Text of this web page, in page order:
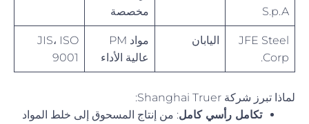
S.p.A
مخصصة
JFE Steel
Corp.
اليابان
مواد PM
عالية الأداء
JIS، ISO
9001
لماذا تبرز شركة Shanghai Truer:
تكامل رأسي كامل: من إنتاج المسحوق إلى خلط المواد